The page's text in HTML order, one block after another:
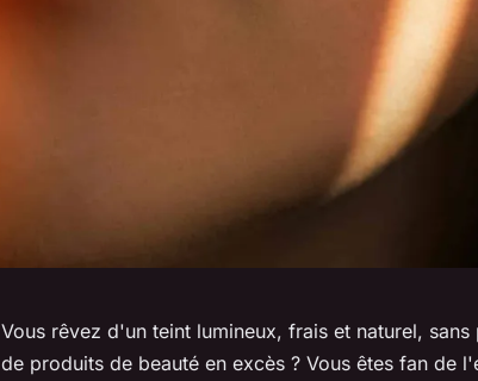
Vous rêvez d'un teint lumineux, frais et naturel,
de produits de beauté en excès ? Vous êtes fan de